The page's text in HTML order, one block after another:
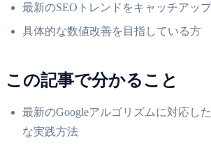
最新のSEOトレンドをキャッチアッ
具体的な数値改善を目指している方
この記事で分かること
最新のGoogleアルゴリズムに対応し
な実践方法